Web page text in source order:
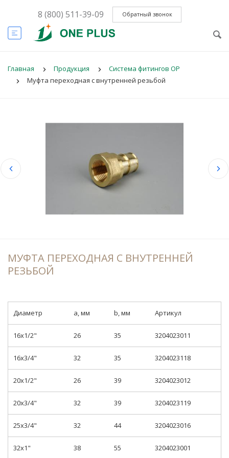
8 (800) 511-39-09 Обратный звонок
Главная Продукция
Система фитингов OP
Муфта переходная с внутренней резьбой
МУФТА ПЕРЕХОДНАЯ С ВНУТРЕННЕЙ
РЕЗЬБОЙ
Диаметр a, мм b, мм Артикул
16x1/2" 26 35 3204023011
16x3/4" 32 35 3204023118
20x1/2" 26 39 3204023012
20x3/4" 32 39 3204023119
25x3/4" 32 44 3204023016
32x1" 38 55 3204023001